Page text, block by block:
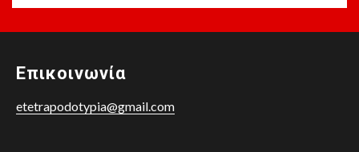
Επικοινωνία
etetrapodotypia@gmail.com